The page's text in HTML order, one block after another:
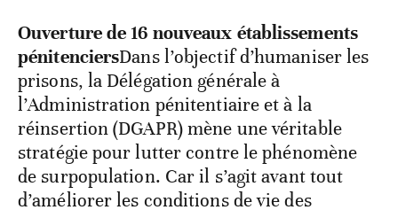
Ouverture de 16 nouveaux établissements
pénitenciersDans l’objectif d’humaniser les
prisons, la Délégation générale à
l’Administration pénitentiaire et à la
réinsertion (DGAPR) mène une véritable
stratégie pour lutter contre le phénomène
de surpopulation. Car il s’agit avant tout
d’améliorer les conditions de vie des